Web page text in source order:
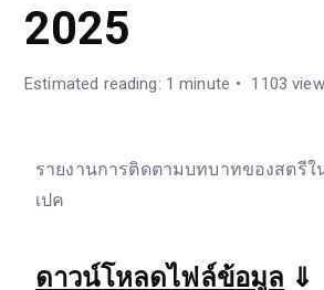
2025
Estimated reading: 1 minute 1103
รายงานการติดตามบทบาทของสตรีใ
เปค
ดาวน์โหลดไฟล์ข้อมูล ⇓